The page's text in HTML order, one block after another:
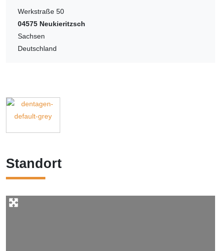
Werkstraße 50
04575 Neukieritzsch
Sachsen
Deutschland
Standort